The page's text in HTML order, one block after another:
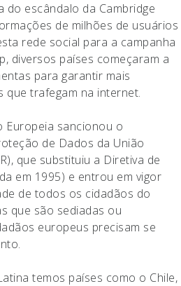
do escândalo da Cambridge
de milhões de usuários
rede social para a campanha
diversos países começaram a
para garantir mais
que trafegam na internet.
Europeia sancionou o
de Dados da União
que substituiu a Diretiva de
em 1995) e entrou em vigor
de todos os cidadãos do
que são sediadas ou
europeus precisam se
temos países como o Chile,